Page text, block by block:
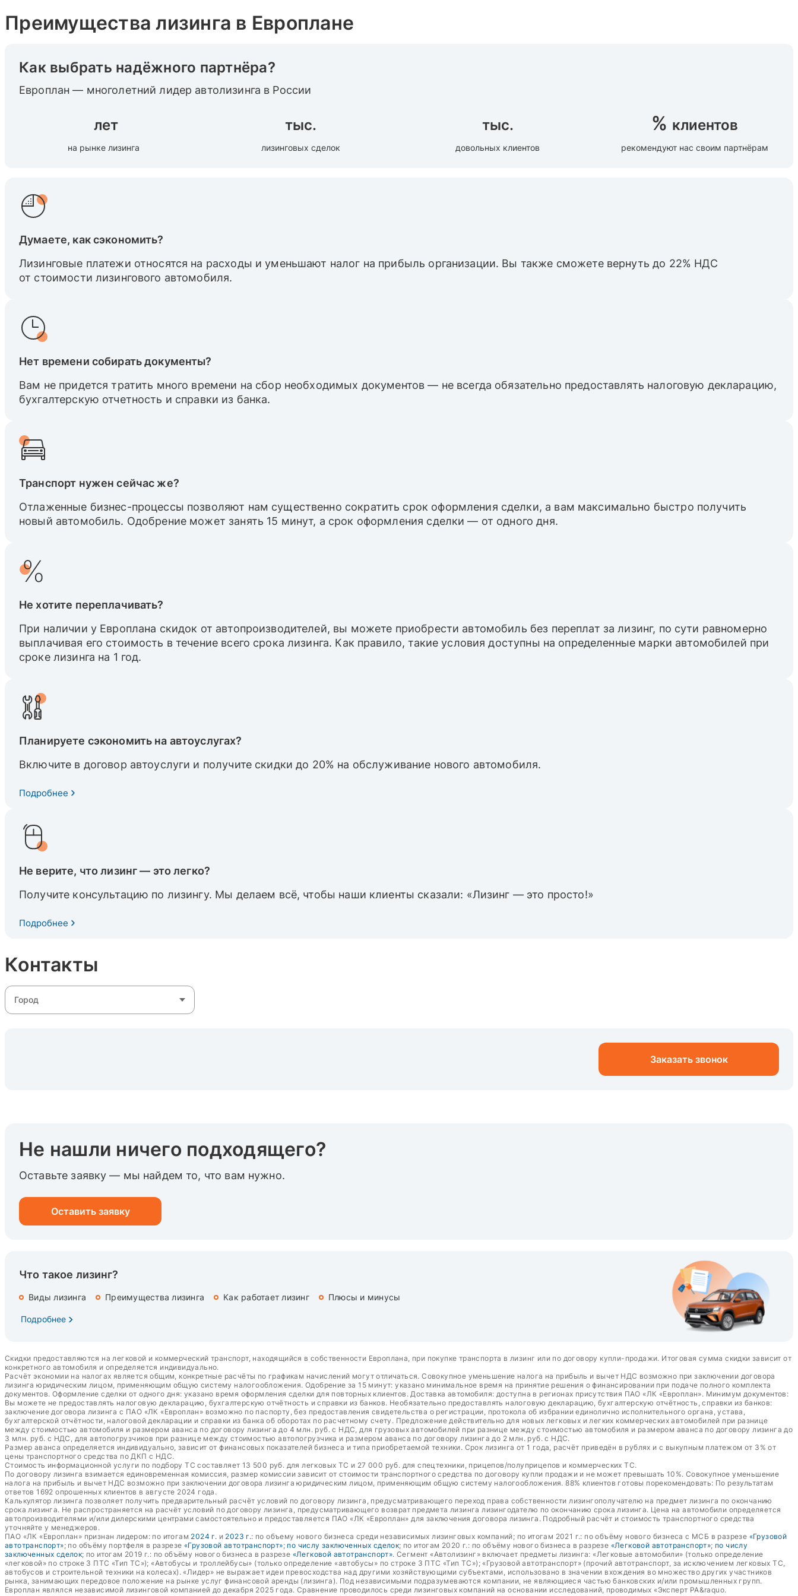
Преимущества лизинга в Европлане
Как выбрать надёжного партнёра?
Европлан — многолетний лидер автолизинга в России
лет
на рынке лизинга
тыс.
лизинговых сделок
тыс.
довольных клиентов
% клиентов
рекомендуют нас своим партнёрам
Думаете, как сэкономить?
Лизинговые платежи относятся на расходы и уменьшают налог на прибыль организации. Вы также cможете вернуть до 22% НДС
от стоимости лизингового автомобиля.
Нет времени собирать документы?
Вам не придется тратить много времени на сбор необходимых документов — не всегда обязательно предоставлять налоговую декларацию,
бухгалтерскую отчетность и справки из банка.
Транспорт нужен сейчас же?
Отлаженные бизнес-процессы позволяют нам существенно сократить срок оформления сделки, а вам максимально быстро получить
новый автомобиль. Одобрение может занять 15 минут, а срок оформления сделки — от одного дня.
Не хотите переплачивать?
При наличии у Европлана скидок от автопроизводителей, вы можете приобрести автомобиль без переплат за лизинг, по сути равномерно
выплачивая его стоимость в течение всего срока лизинга. Как правило, такие условия доступны на определенные марки автомобилей при
сроке лизинга на 1 год.
Планируете сэкономить на автоуслугах?
Включите в договор автоуслуги и получите скидки до 20% на обслуживание нового автомобиля.
Подробнее
Не верите, что лизинг — это легко?
Получите консультацию по лизингу. Мы делаем всё, чтобы наши клиенты сказали: «Лизинг — это просто!»
Подробнее
Контакты
Город
Заказать звонок
Не нашли ничего подходящего?
Оставьте заявку — мы найдем то, что вам нужно.
Оставить заявку
Что такое лизинг?
Виды лизинга Преимущества лизинга Как работает лизинг Плюсы и минусы
Подробнее
Скидки предоставляются на легковой и коммерческий транспорт, находящийся в собственности Европлана, при покупке транспорта в лизинг или по договору купли-продажи. Итоговая сумма скидки зависит от
конкретного автомобиля и определяется индивидуально.
Расчёт экономии на налогах является общим, конкретные расчёты по графикам начислений могут отличаться. Совокупное уменьшение налога на прибыль и вычет НДС возможно при заключении договора
лизинга юридическим лицом, применяющим общую систему налогообложения. Одобрение за 15 минут: указано минимальное время на принятие решения о финансировании при подаче полного комплекта
документов. Оформление сделки от одного дня: указано время оформления сделки для повторных клиентов. Доставка автомобиля: доступна в регионах присутствия ПАО «ЛК «Европлан». Минимум документов:
Вы можете не предоставлять налоговую декларацию, бухгалтерскую отчётность и справки из банков. Необязательно предоставлять налоговую декларацию, бухгалтерскую отчётность, справки из банков:
заключение договора лизинга с ПАО «ЛК «Европлан» возможно по паспорту, без предоставления свидетельства о регистрации, протокола об избрании единолично исполнительного органа, устава,
бухгалтерской отчётности, налоговой декларации и справки из банка об оборотах по расчетному счету. Предложение действительно для новых легковых и легких коммерческих автомобилей при разнице
между стоимостью автомобиля и размером аванса по договору лизинга до 4 млн. руб. с НДС, для грузовых автомобилей при разнице между стоимостью автомобиля и размером аванса по договору лизинга до
3 млн. руб. с НДС, для автопогрузчиков при разнице между стоимостью автопогрузчика и размером аванса по договору лизинга до 2 млн. руб. с НДС.
Размер аванса определяется индивидуально, зависит от финансовых показателей бизнеса и типа приобретаемой техники. Срок лизинга от 1 года, расчёт приведён в рублях и с выкупным платежом от 3% от
цены транспортного средства по ДКП с НДС.
Стоимость информационной услуги по подбору ТС составляет 13 500 руб. для легковых ТС и 27 000 руб. для спецтехники, прицепов/полуприцепов и коммерческих ТС.
По договору лизинга взимается единовременная комиссия, размер комиссии зависит от стоимости транспортного средства по договору купли продажи и не может превышать 10%. Совокупное уменьшение
налога на прибыль и вычет НДС возможно при заключении договора лизинга юридическим лицом, применяющим общую систему налогообложения. 88% клиентов готовы порекомендовать: По результатам
ответов 1692 опрошенных клиентов в августе 2024 года.
Калькулятор лизинга позволяет получить предварительный расчёт условий по договору лизинга, предусматривающего переход права собственности лизингополучателю на предмет лизинга по окончанию
срока лизинга. Не распространяется на расчёт условий по договору лизинга, предусматривающего возврат предмета лизинга лизингодателю по окончанию срока лизинга. Цена на автомобили определяется
автопроизводителями и/или дилерскими центрами самостоятельно и предоставляется ПАО «ЛК «Европлан» для заключения договора лизинга. Подробный расчёт и стоимость транспортного средства
уточняйте у менеджеров.
ПАО «ЛК «Европлан» признан лидером: по итогам 2024 г. и 2023 г.: по объему нового бизнеса среди независимых лизинговых компаний; по итогам 2021 г.: по объёму нового бизнеса с МСБ в разрезе «Грузовой
автотранспорт»; по объёму портфеля в разрезе «Грузовой автотранспорт»; по числу заключенных сделок; по итогам 2020 г.: по объёму нового бизнеса в разрезе «Легковой автотранспорт»; по числу
заключенных сделок; по итогам 2019 г.: по объёму нового бизнеса в разрезе «Легковой автотранспорт». Сегмент «Автолизинг» включает предметы лизинга: «Легковые автомобили» (только определение
«легковой» по строке 3 ПТС «Тип ТС»); «Автобусы и троллейбусы» (только определение «автобусы» по строке 3 ПТС «Тип ТС»); «Грузовой автотранспорт» (прочий автотранспорт, за исключением легковых ТС,
автобусов и строительной техники на колесах). «Лидер» не выражает идеи превосходства над другими хозяйствующими субъектами, использовано в значении вхождения во множество других участников
рынка, занимающих передовое положение на рынке услуг финансовой аренды (лизинга). Под независимыми подразумеваются компании, не являющиеся частью банковских и/или промышленных групп.
Европлан являлся независимой лизинговой компанией до декабря 2025 года. Сравнение проводилось среди лизинговых компаний на основании исследований, проводимых «Эксперт РА&raquo.